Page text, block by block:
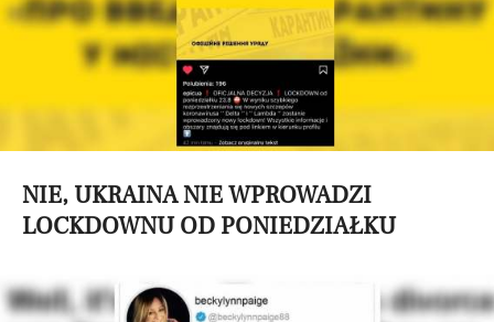
NIE, UKRAINA NIE WPROWADZI
LOCKDOWNU OD PONIEDZIAŁKU